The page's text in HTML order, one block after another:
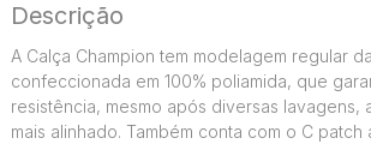
Descrição
A Calça Champion tem modelagem regular
confeccionada em 100% poliamida, que
resistência, mesmo após diversas lavagens,
mais alinhado. Também conta com o C